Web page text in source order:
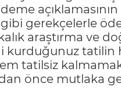
gibi gerekçelerle
araştırma ve
kurduğunuz tatilin
tatilsiz
önce mutlaka